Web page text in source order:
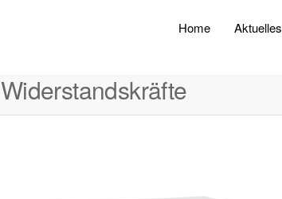
Home Aktuelles
Widerstandskräfte